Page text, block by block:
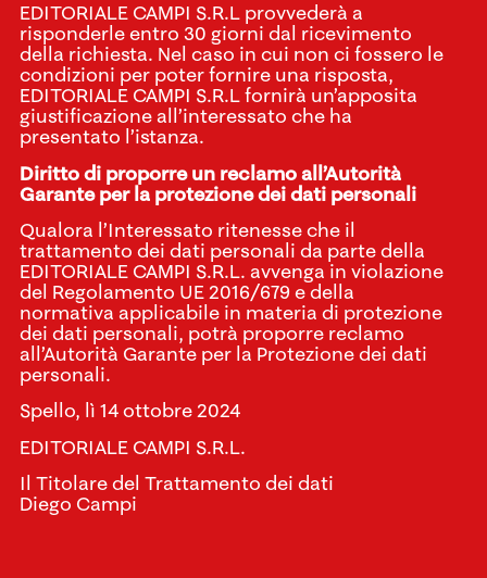
EDITORIALE CAMPI S.R.L provvederà a
risponderle entro 30 giorni dal ricevimento
della richiesta. Nel caso in cui non ci fossero le
condizioni per poter fornire una risposta,
EDITORIALE CAMPI S.R.L fornirà un’apposita
giustificazione all’interessato che ha
presentato l’istanza.
Diritto di proporre un reclamo all’Autorità
Garante per la protezione dei dati personali
Qualora l’Interessato ritenesse che il
trattamento dei dati personali da parte della
EDITORIALE CAMPI S.R.L. avvenga in violazione
del Regolamento UE 2016/679 e della
normativa applicabile in materia di protezione
dei dati personali, potrà proporre reclamo
all’Autorità Garante per la Protezione dei dati
personali.
Spello, lì 14 ottobre 2024
EDITORIALE CAMPI S.R.L.
Il Titolare del Trattamento dei dati
Diego Campi